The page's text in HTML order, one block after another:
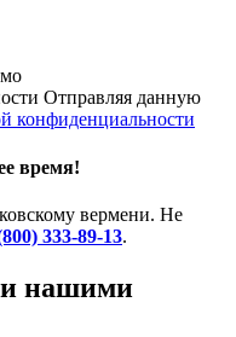
Отправляя данную
конфиденциальности
время!
вермени. Не
333-89-13.
нашими